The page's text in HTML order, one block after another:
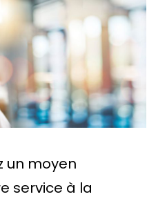
un moyen
service à la